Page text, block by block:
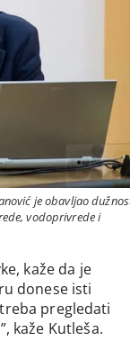
je obavljao
vodoprivrede i
kaže da je
donese isti
pregledati
kaže Kutleša.